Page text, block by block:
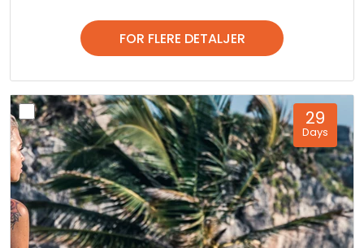
FOR FLERE DETALJER
29
Days